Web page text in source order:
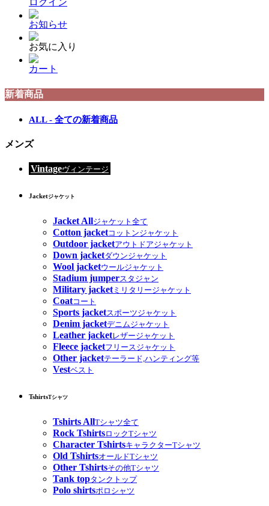
ログイン
お知らせ
お気に入り
カート
新着商品
ALL - 全ての新着商品
メンズ
Vintageヴィンテージ
Jacketジャケット
Jacket Allジャケット全て
Cotton jacketコットンジャケット
Outdoor jacketアウトドアジャケット
Down jacketダウンジャケット
Wool jacketウールジャケット
Stadium jumperスタジャン
Military jacketミリタリージャケット
Coatコート
Sports jacketスポーツジャケット
Denim jacketデニムジャケット
Leather jacketレザージャケット
Fleece jacketフリースジャケット
Other jacketテーラード,ハンティング等
Vestベスト
TshirtsTシャツ
Tshirts AllTシャツ全て
Rock TshirtsロックTシャツ
Character TshirtsキャラクターTシャツ
Old TshirtsオールドTシャツ
Other Tshirtsその他Tシャツ
Tank topタンクトップ
Polo shirtsポロシャツ